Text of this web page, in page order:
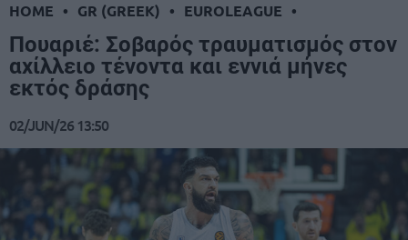
HOME • GR (GREEK) • EUROLEAGUE •
Πουαριέ: Σοβαρός τραυματισμός στον
αχίλλειο τένοντα και εννιά μήνες
εκτός δράσης
02/JUN/26 13:50